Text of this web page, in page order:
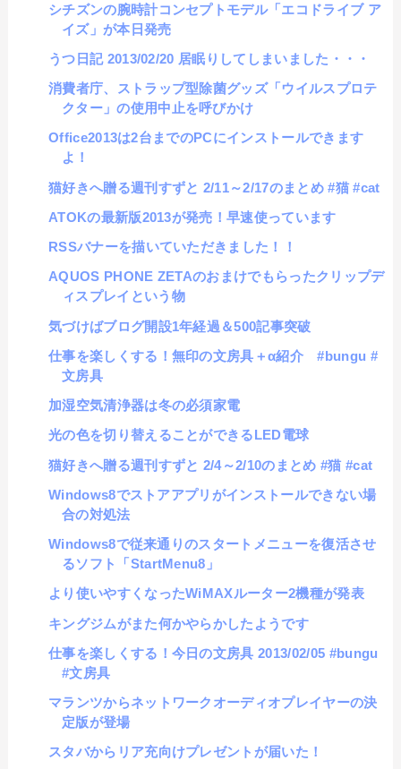
シチズンの腕時計コンセプトモデル「エコドライブ ア
イズ」が本日発売
うつ日記 2013/02/20 居眠りしてしまいました・・・
消費者庁、ストラップ型除菌グッズ「ウイルスプロテ
クター」の使用中止を呼びかけ
Office2013は2台までのPCにインストールできます
よ！
猫好きへ贈る週刊すずと 2/11～2/17のまとめ #猫 #cat
ATOKの最新版2013が発売！早速使っています
RSSバナーを描いていただきました！！
AQUOS PHONE ZETAのおまけでもらったクリップデ
ィスプレイという物
気づけばブログ開設1年経過＆500記事突破
仕事を楽しくする！無印の文房具＋α紹介 #bungu #
文房具
加湿空気清浄器は冬の必須家電
光の色を切り替えることができるLED電球
猫好きへ贈る週刊すずと 2/4～2/10のまとめ #猫 #cat
Windows8でストアアプリがインストールできない場
合の対処法
Windows8で従来通りのスタートメニューを復活させ
るソフト「StartMenu8」
より使いやすくなったWiMAXルーター2機種が発表
キングジムがまた何かやらかしたようです
仕事を楽しくする！今日の文房具 2013/02/05 #bungu
#文房具
マランツからネットワークオーディオプレイヤーの決
定版が登場
スタバからリア充向けプレゼントが届いた！